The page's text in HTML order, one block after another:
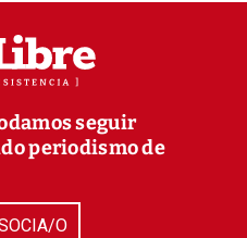
seguir
periodismo de
O